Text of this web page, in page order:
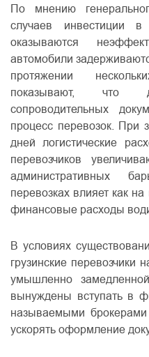
По мнению
случаев инвестиции в
оказываются
автомобили
протяжении
показывают, что
сопроводительных
процесс перевозок. При
дней логистические
перевозчиков
административных
перевозках влияет как
финансовые расходы
В условиях
грузинские
умышленно
вынуждены вступать в
называемыми
ускорять оформление